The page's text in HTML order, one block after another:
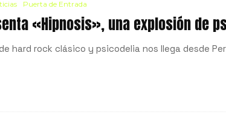
Puerta de Entrada
«Hipnosis», una explosión de
hard rock clásico y psicodelia nos llega desde